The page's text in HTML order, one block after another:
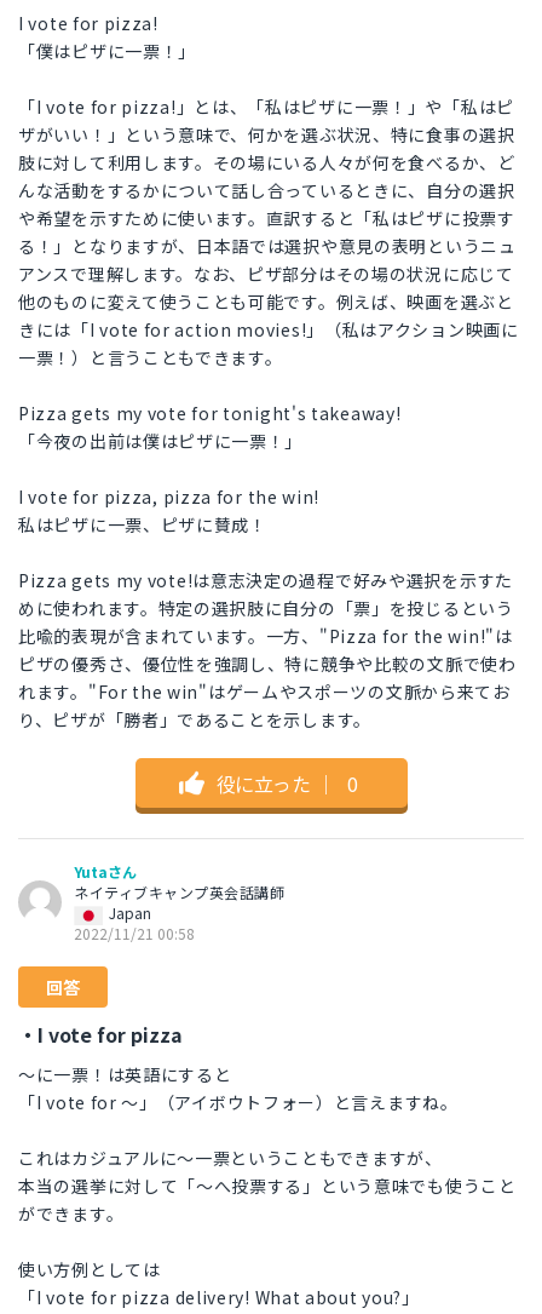
I vote for pizza!
「僕はピザに一票！」
「I vote for pizza!」とは、「私はピザに一票！」や「私はピ
ザがいい！」という意味で、何かを選ぶ状況、特に食事の選択
肢に対して利用します。その場にいる人々が何を食べるか、ど
んな活動をするかについて話し合っているときに、自分の選択
や希望を示すために使います。直訳すると「私はピザに投票す
る！」となりますが、日本語では選択や意見の表明というニュ
アンスで理解します。なお、ピザ部分はその場の状況に応じて
他のものに変えて使うことも可能です。例えば、映画を選ぶと
きには「I vote for action movies!」（私はアクション映画に
一票！）と言うこともできます。
Pizza gets my vote for tonight's takeaway!
「今夜の出前は僕はピザに一票！」
I vote for pizza, pizza for the win!
私はピザに一票、ピザに賛成！
Pizza gets my vote!は意志決定の過程で好みや選択を示すた
めに使われます。特定の選択肢に自分の「票」を投じるという
比喩的表現が含まれています。一方、"Pizza for the win!"は
ピザの優秀さ、優位性を強調し、特に競争や比較の文脈で使わ
れます。"For the win"はゲームやスポーツの文脈から来てお
り、ピザが「勝者」であることを示します。
役に立った ｜ 0
Yutaさん
ネイティブキャンプ英会話講師
Japan
2022/11/21 00:58
回答
・I vote for pizza
〜に一票！は英語にすると
「I vote for 〜」（アイボウトフォー）と言えますね。
これはカジュアルに〜一票ということもできますが、
本当の選挙に対して「〜へ投票する」という意味でも使うこと
ができます。
使い方例としては
「I vote for pizza delivery! What about you?」